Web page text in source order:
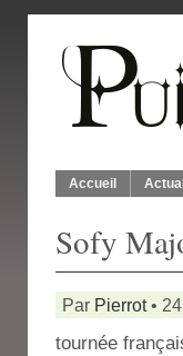
Accueil
Sofy
Par Pierrot•
tournée